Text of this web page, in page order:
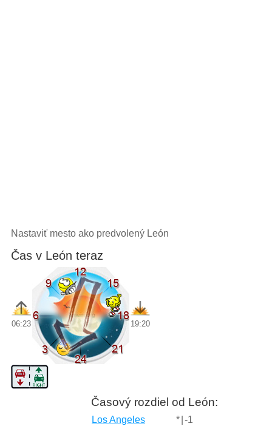
Nastaviť mesto ako predvolený León
Čas v León teraz
06:23 19:20
Časový rozdiel od León:
Los Angeles * -1